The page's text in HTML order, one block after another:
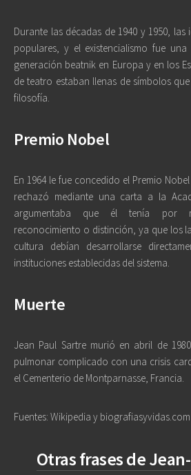
Durante las décadas de 1940 y 1950, las
populares, y el existencialismo fue
generación beatnik en Europa y en los
de teatro estaban llenas de símbolos
filosofía.
Premio Nobel
En 1964 le fue concedido el Premio
rechazó mediante una carta a la
argumentaba que él tenía por
reconocimiento o distinción, ya que los
cultura debían desarrollarse
instituciones establecidas del sistema.
Muerte
Jean Paul Sartre murió en abril de
pulmonar complicado con una crisis
el Cementerio de Montparnasse, Francia.
Fuentes: Wikipedia y biografiasyvidas.com
Otras frases de